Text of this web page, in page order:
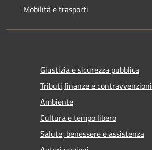
Mobilità e trasporti
Giustizia e sicurezza pubblica
Tributi,finanze e contravvenzioni
Ambiente
Cultura e tempo libero
Salute, benessere e assistenza